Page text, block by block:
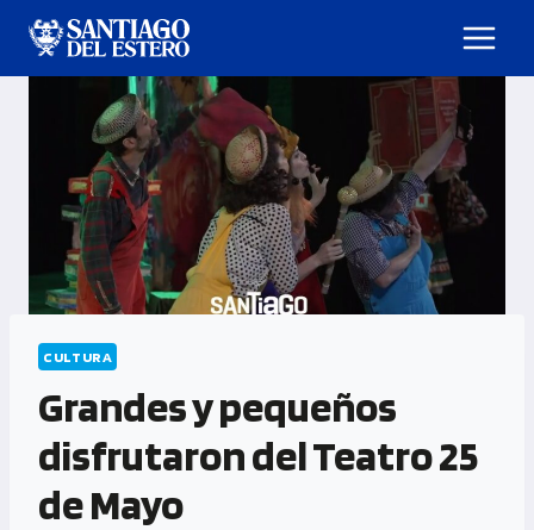
CULTURA
Grandes y pequeños
disfrutaron del Teatro 25
de Mayo